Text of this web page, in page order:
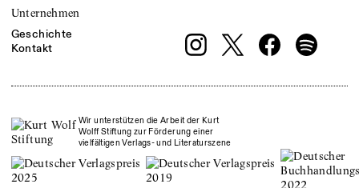
Unternehmen
Geschichte
Kontakt
Wir unterstützen die Arbeit der Kurt
Wolff Stiftung zur Förderung einer
vielfältigen Verlags- und Literaturszene